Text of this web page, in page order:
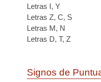
Letras I, Y
Letras Z, C, S
Letras M, N
Letras D, T, Z
Signos de